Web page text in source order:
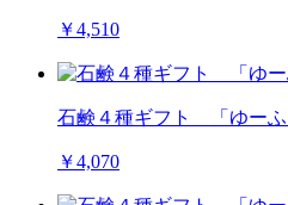
￥4,510
石鹸４種ギフト 「ゆーふ
￥4,070